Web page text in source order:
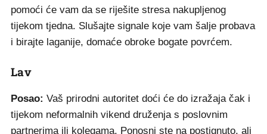
pomoći će vam da se riješite stresa nakupljenog
tijekom tjedna. Slušajte signale koje vam šalje probava
i birajte laganije, domaće obroke bogate povrćem.
Lav
Posao: Vaš prirodni autoritet doći će do izražaja čak i
tijekom neformalnih vikend druženja s poslovnim
partnerima ili kolegama. Ponosni ste na postignuto, ali